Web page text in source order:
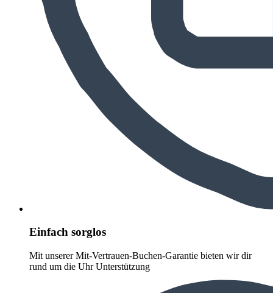
Einfach sorglos
Mit unserer Mit-Vertrauen-Buchen-Garantie bieten wir dir
rund um die Uhr Unterstützung